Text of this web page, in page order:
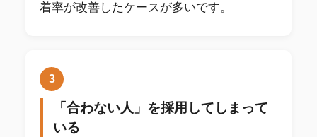
着率が改善したケースが多いです。
3
「合わない人」を採用してしまって
いる